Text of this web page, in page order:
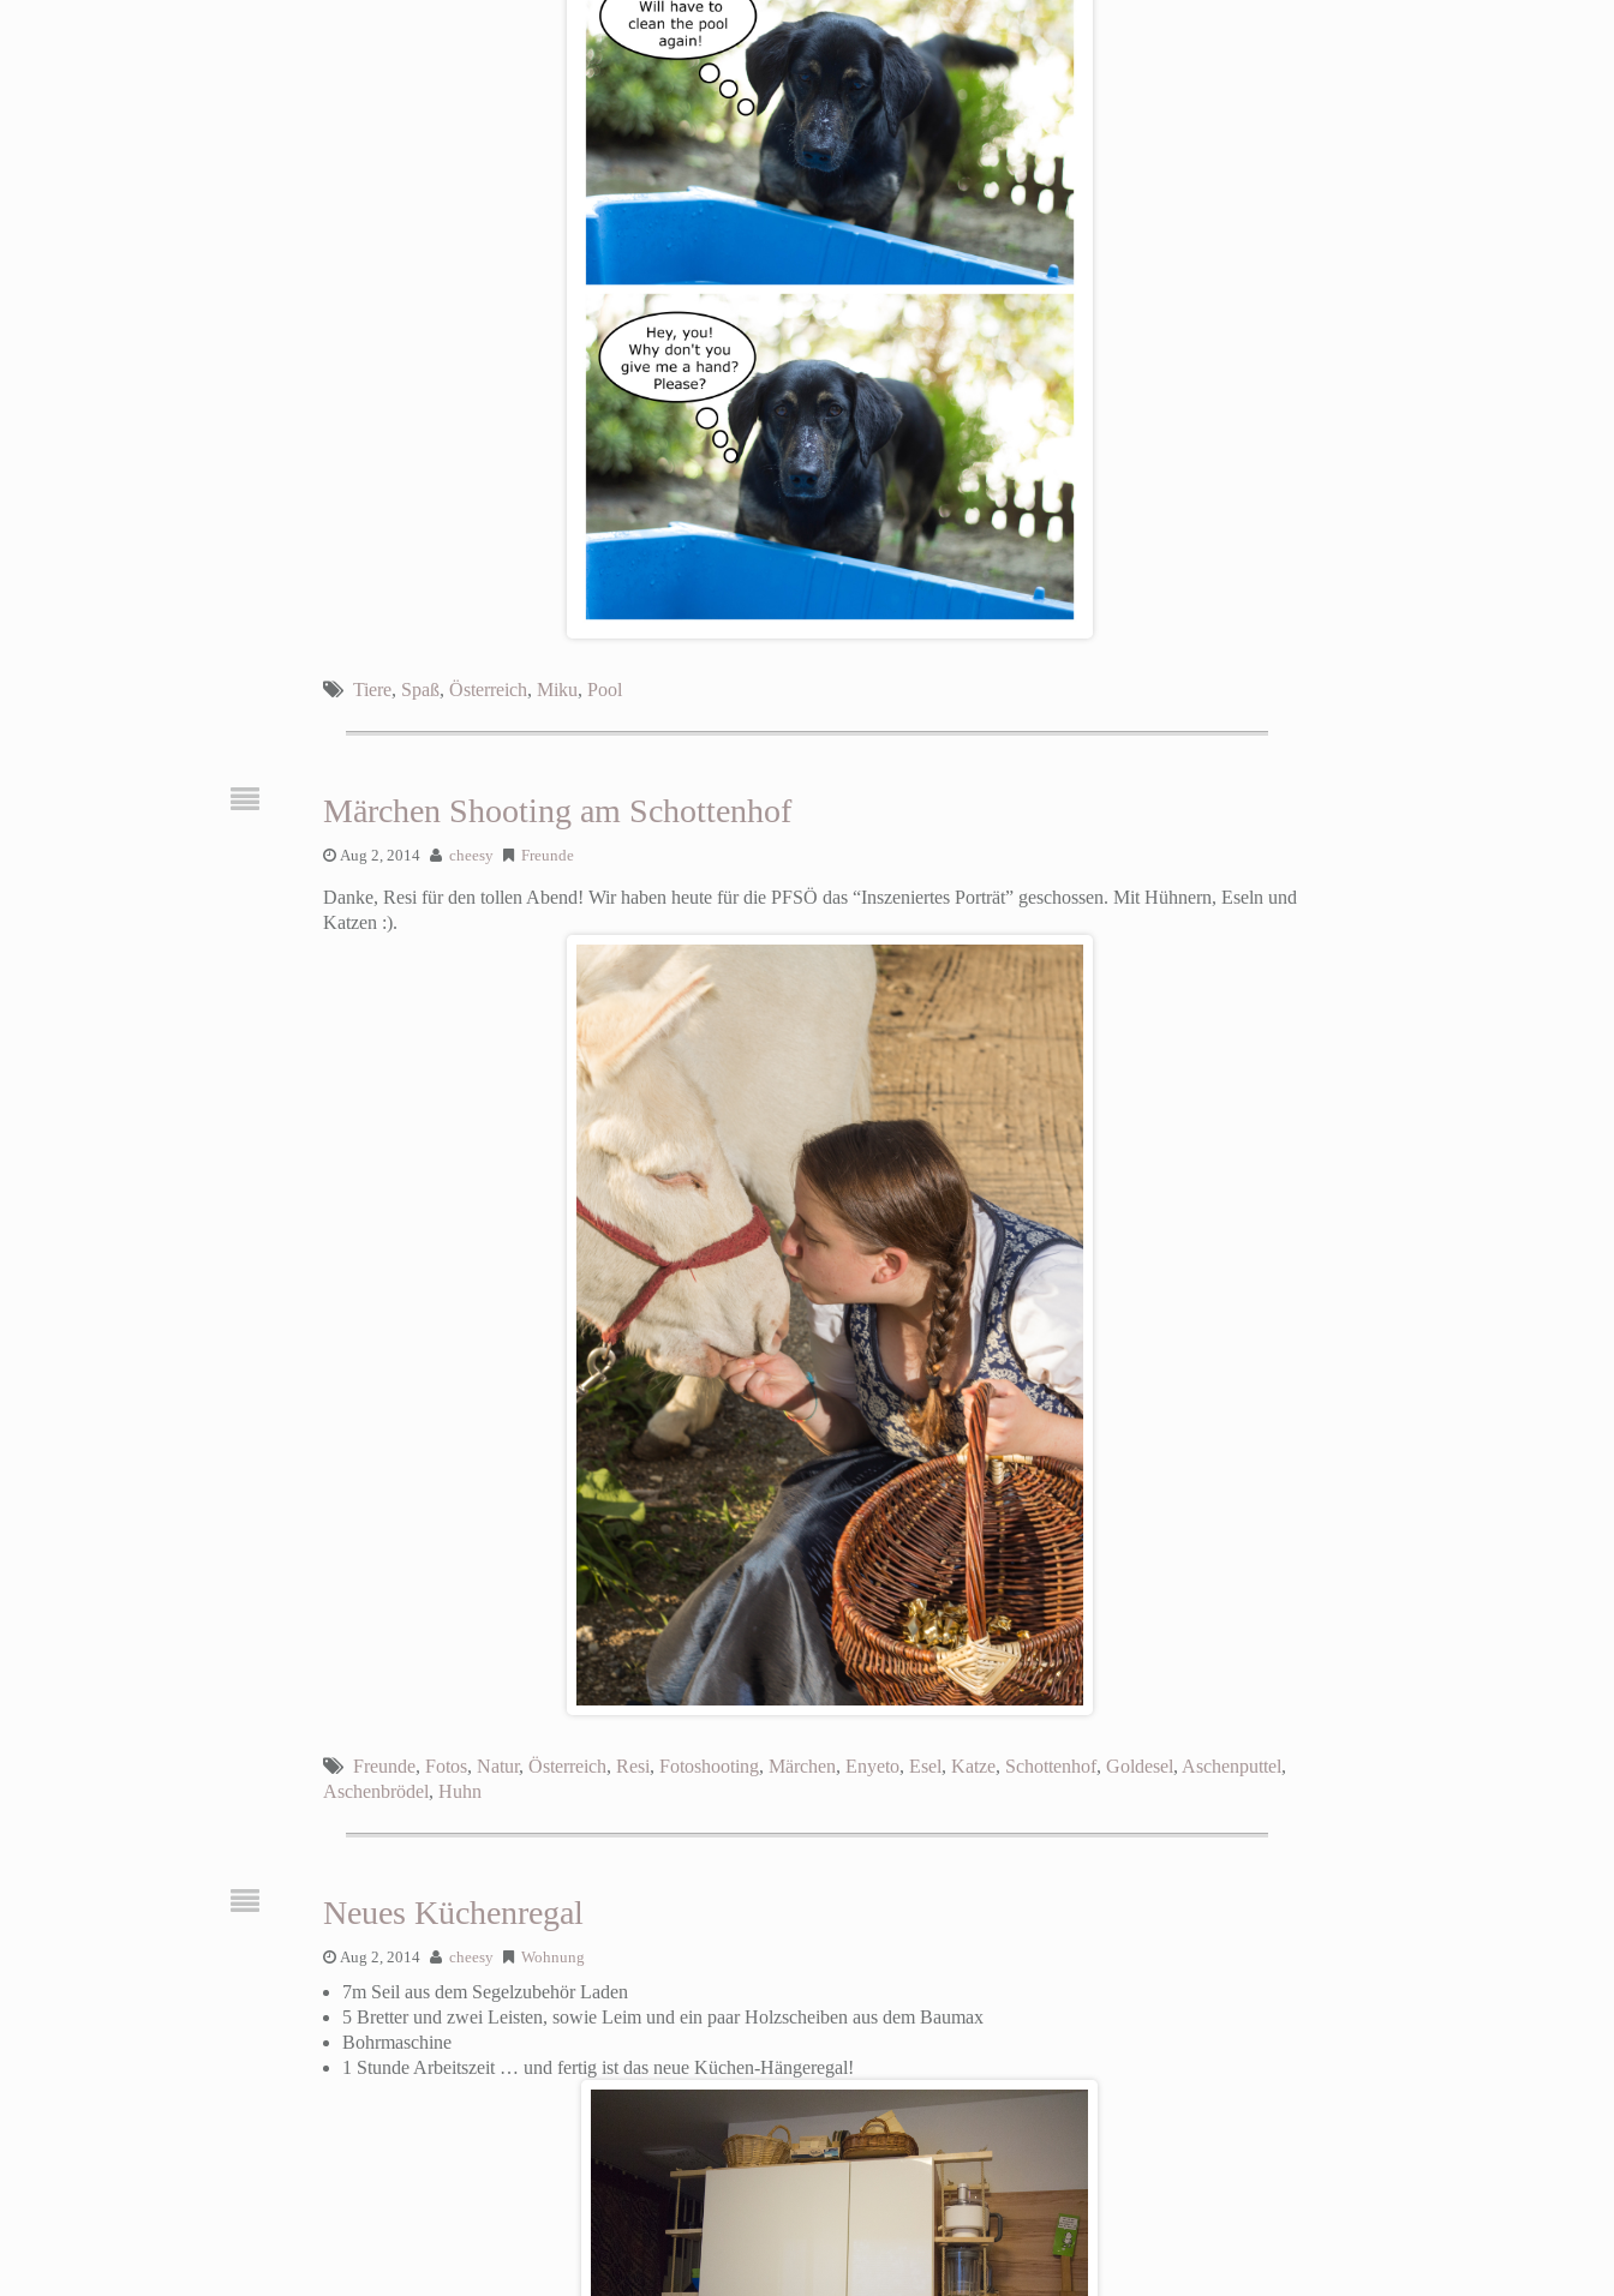
Tiere, Spaß, Österreich, Miku, Pool
Märchen Shooting am Schottenhof
Aug 2, 2014 cheesy Freunde
Danke, Resi für den tollen Abend! Wir haben heute für die PFSÖ das “Inszeniertes Porträt” geschossen. Mit Hühnern, Eseln und
Katzen :).
Freunde, Fotos, Natur, Österreich, Resi, Fotoshooting, Märchen, Enyeto, Esel, Katze, Schottenhof, Goldesel, Aschenputtel,
Aschenbrödel, Huhn
Neues Küchenregal
Aug 2, 2014 cheesy Wohnung
7m Seil aus dem Segelzubehör Laden
5 Bretter und zwei Leisten, sowie Leim und ein paar Holzscheiben aus dem Baumax
Bohrmaschine
1 Stunde Arbeitszeit … und fertig ist das neue Küchen-Hängeregal!